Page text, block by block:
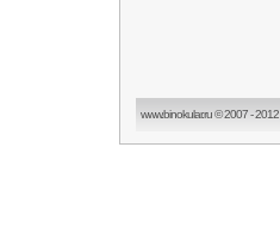
www.binokular.ru © 2007 - 2012